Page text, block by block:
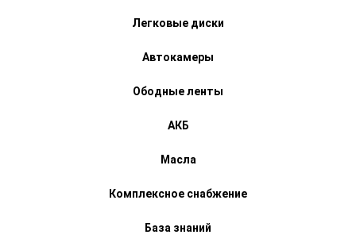
Легковые диски
Автокамеры
Ободные ленты
АКБ
Масла
Комплексное снабжение
База знаний